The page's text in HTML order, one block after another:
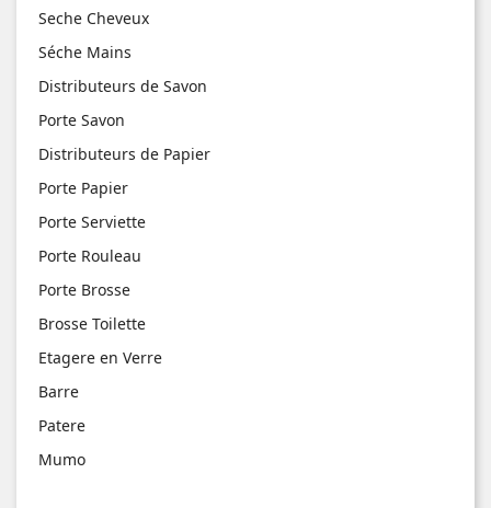
Seche Cheveux
Séche Mains
Distributeurs de Savon
Porte Savon
Distributeurs de Papier
Porte Papier
Porte Serviette
Porte Rouleau
Porte Brosse
Brosse Toilette
Etagere en Verre
Barre
Patere
Mumo